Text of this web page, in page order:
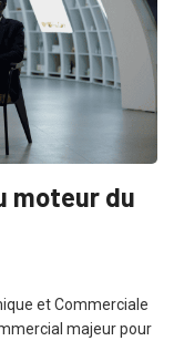
moteur du
et Commerciale
majeur pour